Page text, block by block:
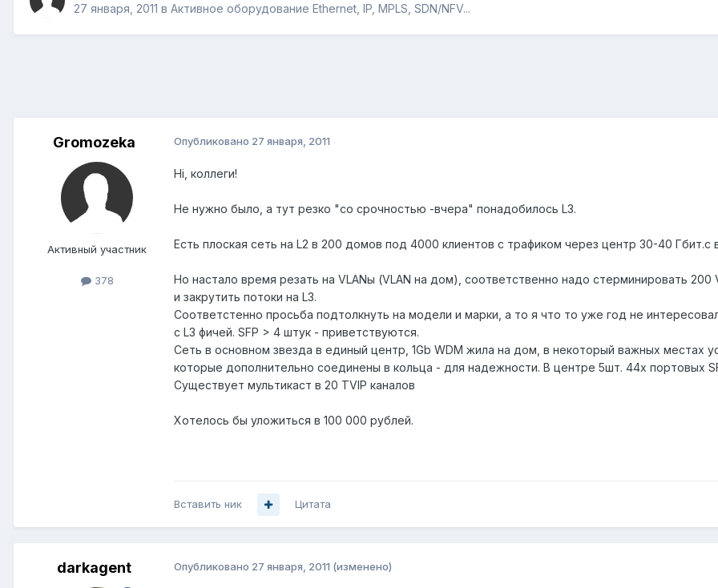
27 января, 2011 в Активное оборудование Ethernet, IP, MPLS, SDN/NFV...
Gromozeka
Активный участник
378
Опубликовано 27 января, 2011
Hi, коллеги!
Не нужно было, а тут резко "со срочностью -вчера" понадобилось L3.
Есть плоская сеть на L2 в 200 домов под 4000 клиентов с трафиком через центр 30-40 Гбит.с
Но настало время резать на VLANы (VLAN на дом), соответственно надо стерминировать 200
и закрутить потоки на L3.
Соответстенно просьба подтолкнуть на модели и марки, а то я что то уже год не
с L3 фичей. SFP > 4 штук - приветствуются.
Сеть в основном звезда в единый центр, 1Gb WDM жила на дом, в некоторый важных местах
которые дополнительно соединены в кольца - для надежности. В центре 5шт. 44х портовых
Существует мультикаст в 20 TVIP каналов
Хотелось бы уложиться в 100 000 рублей.
Вставить ник Цитата
darkagent Опубликовано 27 января, 2011 (изменено)